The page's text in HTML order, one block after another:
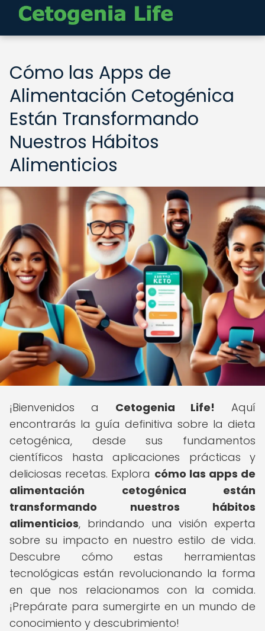
Cómo las Apps de
Alimentación Cetogénica
Están Transformando
Nuestros Hábitos
Alimenticios
¡Bienvenidos a Cetogenia Life! Aquí
encontrarás la guía definitiva sobre la dieta
cetogénica, desde sus fundamentos
científicos hasta aplicaciones prácticas y
deliciosas recetas. Explora cómo las apps de
alimentación cetogénica están
transformando nuestros hábitos
alimenticios, brindando una visión experta
sobre su impacto en nuestro estilo de vida.
Descubre cómo estas herramientas
tecnológicas están revolucionando la forma
en que nos relacionamos con la comida.
¡Prepárate para sumergirte en un mundo de
conocimiento y descubrimiento!